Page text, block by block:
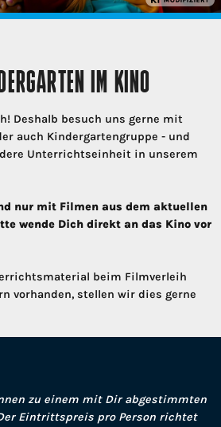
IM KINO
Deshalb besuch uns gerne mit
auch Kindergartengruppe - und
Unterrichtseinheit in unserem
nur mit Filmen aus dem aktuellen
wende Dich direkt an das Kino vor
beim Filmverleih
vorhanden, stellen wir dies gerne
zu einem mit Dir abgestimmten
Eintrittspreis pro Person richtet